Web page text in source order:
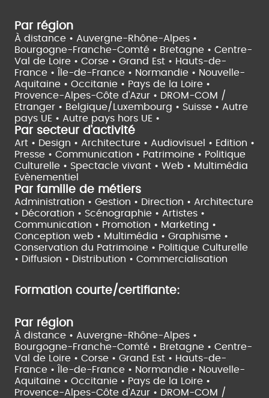
Par région
À distance • Auvergne-Rhône-Alpes •
Bourgogne-Franche-Comté • Bretagne • Centre-
Val de Loire • Corse • Grand Est • Hauts-de-
France •
Île-de-France • Normandie • Nouvelle-
Aquitaine • Occitanie • Pays de la Loire •
Provence-Alpes-Côte d'Azur • DROM-COM /
Etranger • Belgique/Luxembourg • Suisse • Autre
pays UE • Autre pays hors UE •
Par secteur d'activité
Art • Design • Architecture • Audiovisuel • Edition •
Presse • Communication • Patrimoine • Politique
Culturelle • Spectacle vivant • Web • Multimédia
Evènementiel
Par famille de métiers
Administration • Gestion • Direction • Architecture
• Décoration • Scénographie • Artistes •
Communication • Promotion • Marketing •
Conception web • Multimédia • Graphisme •
Conservation du Patrimoine • Politique Culturelle
• Diffusion • Distribution • Commercialisation
Formation courte/certifiante:
Par région
À distance • Auvergne-Rhône-Alpes •
Bourgogne-Franche-Comté • Bretagne • Centre-
Val de Loire • Corse • Grand Est • Hauts-de-
France •
Île-de-France • Normandie • Nouvelle-
Aquitaine • Occitanie • Pays de la Loire •
Provence-Alpes-Côte d'Azur • DROM-COM /